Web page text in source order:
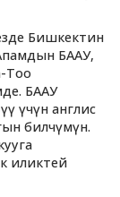
Бишкектин
БААУ,
Тоо
БААУ
үчүн англис
билчүмүн.
иликтей